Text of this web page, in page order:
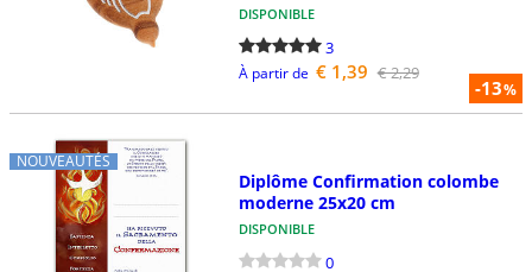
-13%
DISPONIBLE
3
À partir de € 1,39 € 2,29
NOUVEAUTÉS
Diplôme Confirmation colombe
moderne 25x20 cm
DISPONIBLE
0